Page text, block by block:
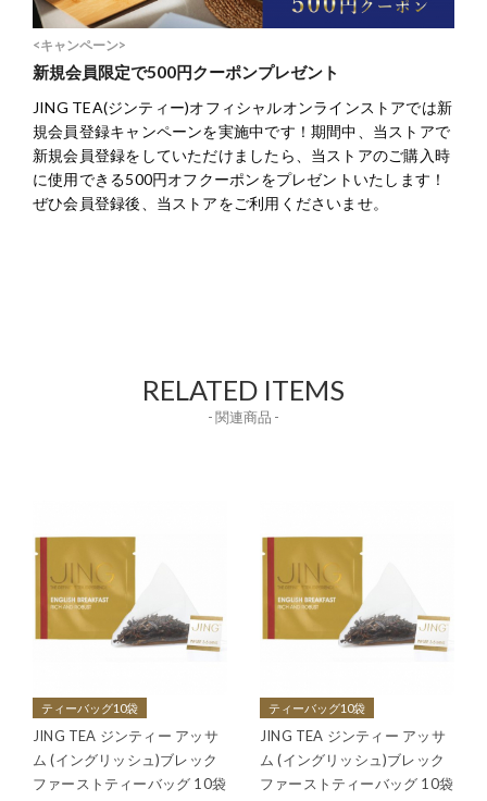
<キャンペーン>
新規会員限定で500円クーポンプレゼント
JING TEA(ジンティー)オフィシャルオンラインストアでは新
規会員登録キャンペーンを実施中です！期間中、当ストアで
新規会員登録をしていただけましたら、当ストアのご購入時
に使用できる500円オフクーポンをプレゼントいたします！
ぜひ会員登録後、当ストアをご利用くださいませ。
RELATED ITEMS
- 関連商品 -
ティーバッグ10袋
JING TEA ジンティー アッサ
ム (イングリッシュ)ブレック
ファーストティーバッグ 10袋
ティーバッグ10袋
JING TEA ジンティー アッサ
ム (イングリッシュ)ブレック
ファーストティーバッグ 10袋